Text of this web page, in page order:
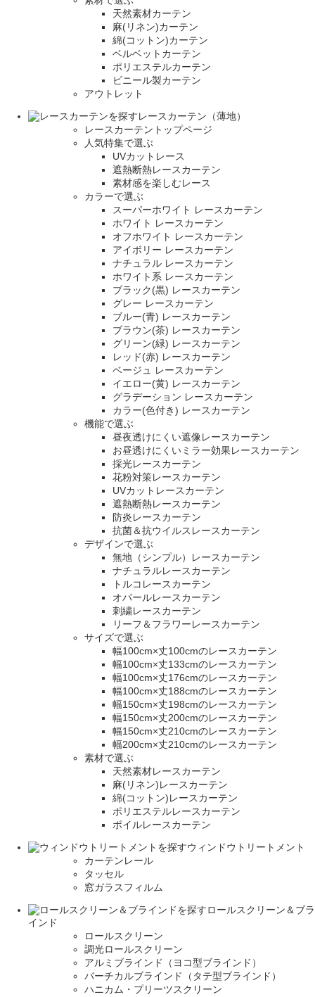
天然素材カーテン
麻(リネン)カーテン
綿(コットン)カーテン
ベルベットカーテン
ポリエステルカーテン
ビニール製カーテン
アウトレット
レースカーテン（薄地）
レースカーテントップページ
人気特集で選ぶ
UVカットレース
遮熱断熱レースカーテン
素材感を楽しむレース
カラーで選ぶ
スーパーホワイト レースカーテン
ホワイト レースカーテン
オフホワイト レースカーテン
アイボリー レースカーテン
ナチュラル レースカーテン
ホワイト系 レースカーテン
ブラック(黒) レースカーテン
グレー レースカーテン
ブルー(青) レースカーテン
ブラウン(茶) レースカーテン
グリーン(緑) レースカーテン
レッド(赤) レースカーテン
ベージュ レースカーテン
イエロー(黄) レースカーテン
グラデーション レースカーテン
カラー(色付き) レースカーテン
機能で選ぶ
昼夜透けにくい遮像レースカーテン
お昼透けにくいミラー効果レースカーテン
採光レースカーテン
花粉対策レースカーテン
UVカットレースカーテン
遮熱断熱レースカーテン
防炎レースカーテン
抗菌＆抗ウイルスレースカーテン
デザインで選ぶ
無地（シンプル）レースカーテン
ナチュラルレースカーテン
トルコレースカーテン
オパールレースカーテン
刺繍レースカーテン
リーフ＆フラワーレースカーテン
サイズで選ぶ
幅100cm×丈100cmのレースカーテン
幅100cm×丈133cmのレースカーテン
幅100cm×丈176cmのレースカーテン
幅100cm×丈188cmのレースカーテン
幅150cm×丈198cmのレースカーテン
幅150cm×丈200cmのレースカーテン
幅150cm×丈210cmのレースカーテン
幅200cm×丈210cmのレースカーテン
素材で選ぶ
天然素材レースカーテン
麻(リネン)レースカーテン
綿(コットン)レースカーテン
ポリエステルレースカーテン
ボイルレースカーテン
ウィンドウトリートメント
カーテンレール
タッセル
窓ガラスフィルム
ロールスクリーン＆ブラ
インド
ロールスクリーン
調光ロールスクリーン
アルミブラインド（ヨコ型ブラインド）
バーチカルブラインド（タテ型ブラインド）
ハニカム・プリーツスクリーン